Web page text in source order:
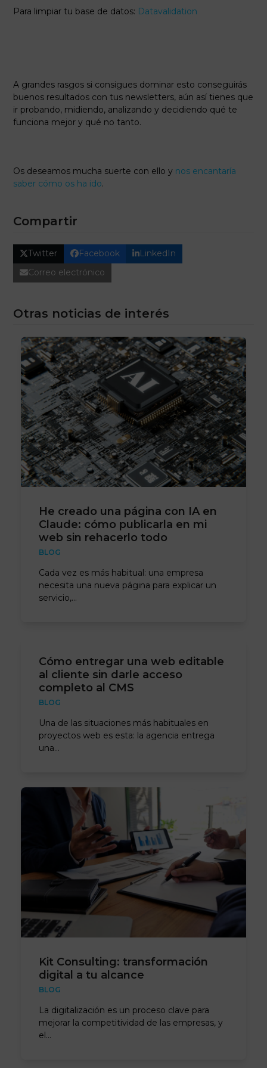
Para limpiar tu base de datos: Datavalidation
A grandes rasgos si consigues dominar esto conseguirás
buenos resultados con tus newsletters, aún así tienes que
ir probando, midiendo, analizando y decidiendo qué te
funciona mejor y qué no tanto.
Os deseamos mucha suerte con ello y nos encantaría
saber cómo os ha ido.
Compartir
Twitter Facebook
LinkedIn
Correo electrónico
Otras noticias de interés
He creado una página con IA en
Claude: cómo publicarla en mi
web sin rehacerlo todo
BLOG
Cada vez es más habitual: una empresa
necesita una nueva página para explicar un
servicio,…
Cómo entregar una web editable
al cliente sin darle acceso
completo al CMS
BLOG
Una de las situaciones más habituales en
proyectos web es esta: la agencia entrega
una…
Kit Consulting: transformación
digital a tu alcance
BLOG
La digitalización es un proceso clave para
mejorar la competitividad de las empresas, y
el…